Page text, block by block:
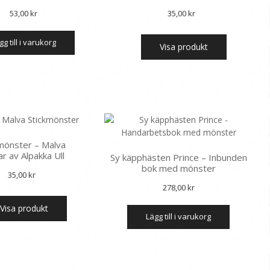
53,00kr
till i varukorg
35,00kr
Visa produkt
– Malva
av Alpakka Ull
35,00kr
Visa produkt
Sy käpphästen Prince – Inbunden
bok med mönster
278,00kr
lägg till i varukorg